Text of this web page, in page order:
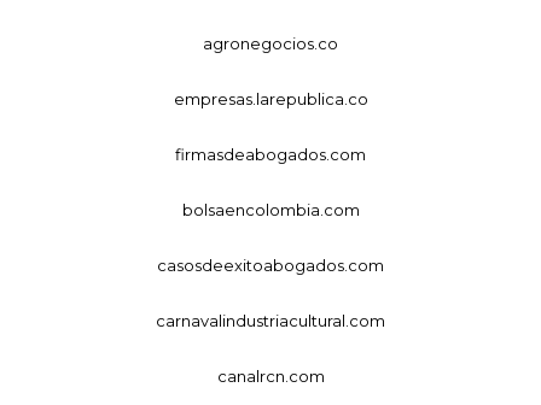
agronegocios.co
empresas.larepublica.co
firmasdeabogados.com
bolsaencolombia.com
casosdeexitoabogados.com
carnavalindustriacultural.com
canalrcn.com